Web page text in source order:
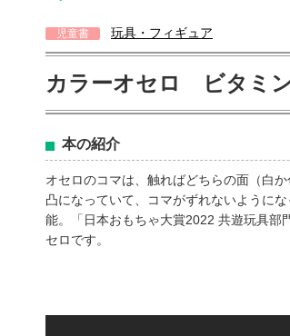
児童書 玩具・フィギュア
カラーオセロ ビタミ
本の紹介
オセロのコマは、触ればどちらの面（白
凸になっていて、コマがずれないように
能。「日本おもちゃ大賞2022 共遊玩具部
セロです。